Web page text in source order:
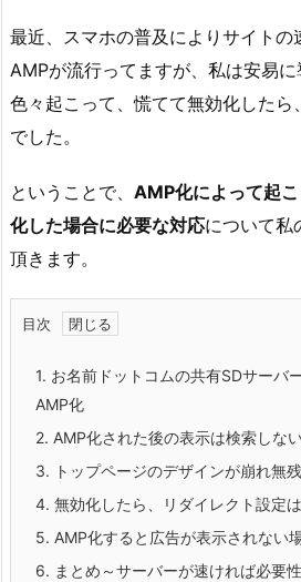
最近、スマホの普及によりサイトの
AMPが流行ってますが、私は安易
色々起こって、慌てて無効化したら
でした。
ということで、 AMP化によって起
化した場合に必要な対応について私
頂きます。
目次
1. お名前ドットコムの共有SDサーバ
AMP化
2. AMP化された後の表示は検索しな
3. トップページのデザインが崩れ無
4. 無効化したら、リダイレクト設定
5. AMP化すると広告が表示されない
6. まとめ～サーバーが速ければ必要